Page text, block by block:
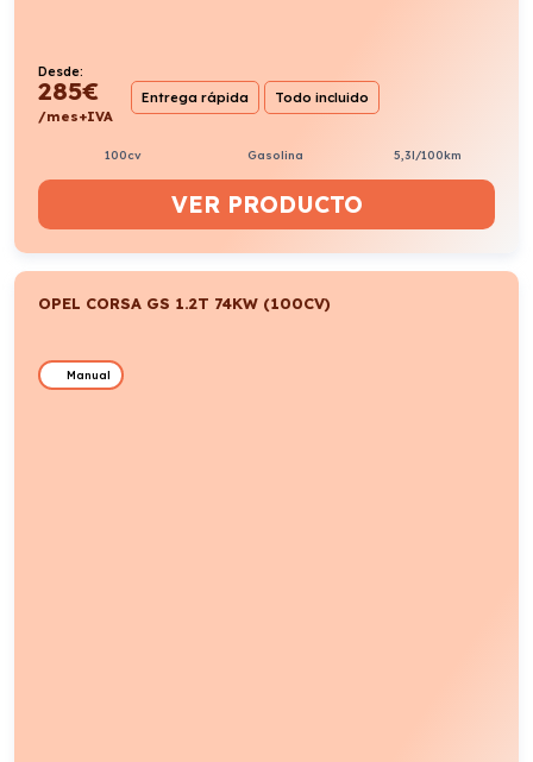
Desde:
285€
/mes+IVA
Entrega rápida Todo incluido
100cv Gasolina 5,3l/100km
VER PRODUCTO
OPEL CORSA GS 1.2T 74KW (100CV)
Manual